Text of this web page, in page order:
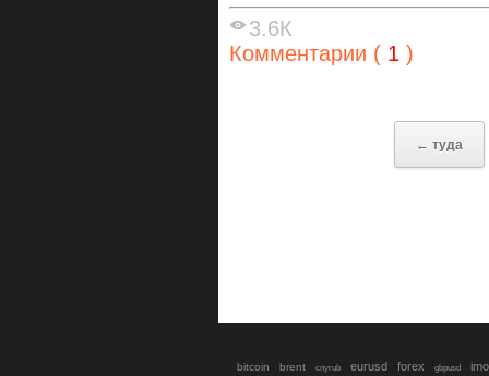
3.6К
Комментарии ( 1 )
← туда
bitcoin brent cnyrub eurusd forex gbpusd